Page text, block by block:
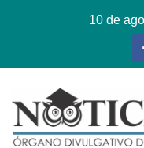
10 de